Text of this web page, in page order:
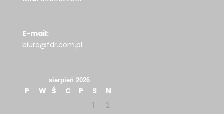
E-mail:
biuro@fdr.com.pl
sierpień 2026
P W Ś C P S
N
1
2